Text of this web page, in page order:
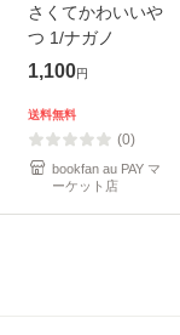
さくてかわいいや
つ 1/ナガノ
1,100円
送料無料
(0)
bookfan au PAY マ
ーケット店